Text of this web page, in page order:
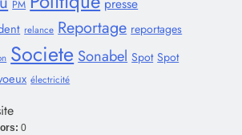
PM
relance Reportage reportages
Societe Sonabel Spot Spot
électricité
0